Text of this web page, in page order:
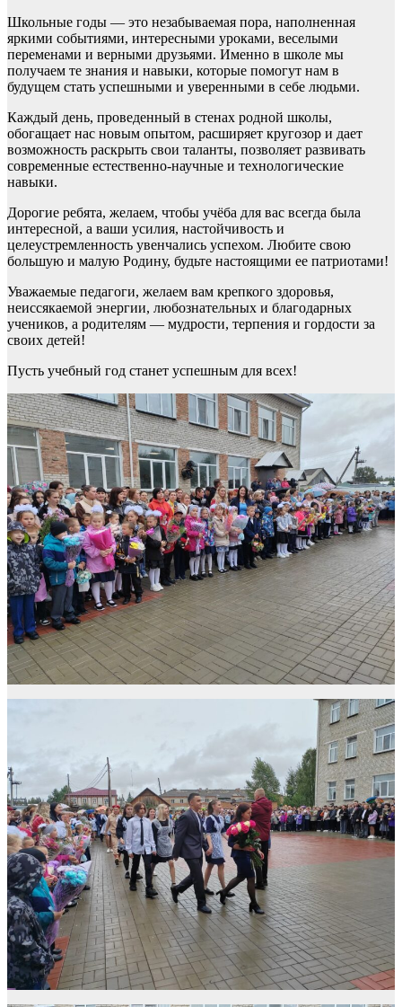
Школьные годы — это незабываемая пора, наполненная
яркими событиями, интересными уроками, веселыми
переменами и верными друзьями. Именно в школе мы
получаем те знания и навыки, которые помогут нам в
будущем стать успешными и уверенными в себе людьми.
Каждый день, проведенный в стенах родной школы,
обогащает нас новым опытом, расширяет кругозор и дает
возможность раскрыть свои таланты, позволяет развивать
современные естественно-научные и технологические
навыки.
Дорогие ребята, желаем, чтобы учёба для вас всегда была
интересной, а ваши усилия, настойчивость и
целеустремленность увенчались успехом. Любите свою
большую и малую Родину, будьте настоящими ее патриотами!
Уважаемые педагоги, желаем вам крепкого здоровья,
неиссякаемой энергии, любознательных и благодарных
учеников, а родителям — мудрости, терпения и гордости за
своих детей!
Пусть учебный год станет успешным для всех!